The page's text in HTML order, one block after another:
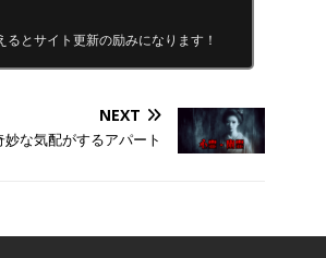
とサイト更新の励みになります！
NEXT
妙な気配がするアパート